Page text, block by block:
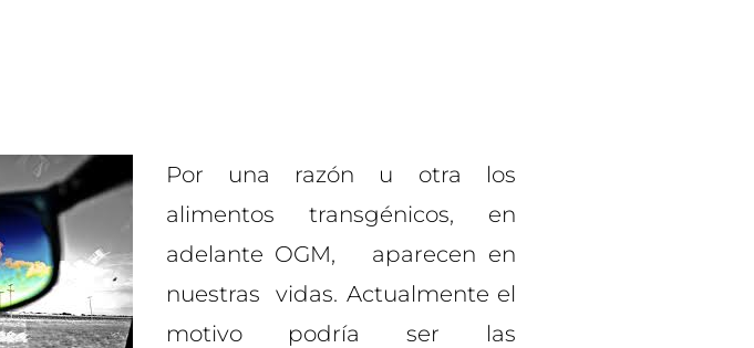
Por una razón u otra los
alimentos transgénicos, en
adelante OGM, aparecen en
nuestras vidas. Actualmente el
motivo podría ser las